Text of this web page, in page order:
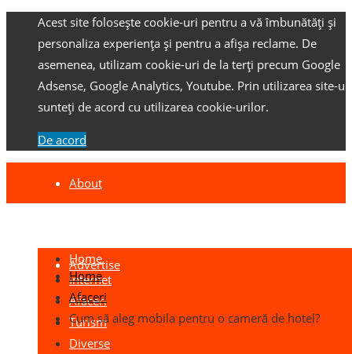
Acest site folosește cookie-uri pentru a vă îmbunătăți și
personaliza experiența și pentru a afișa reclame. De
asemenea, utilizam cookie-uri de la terți precum Google
Adsense, Google Analytics, Youtube. Prin utilizarea site-
sunteți de acord cu utilizarea cookie-urilor.
De acord
About
Advertise
Home
Internet
Afaceri
Turism
Diverse
Home
Afaceri
Cum să aleg mobila pentru o cameră de hotel?